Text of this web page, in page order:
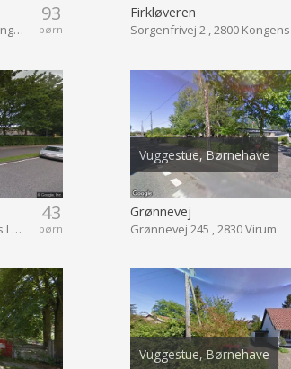
93
børn
Eremitageparken 331 , 2800 Kongens Lyngby
Firkløveren
43
børn
Lundtoftevej 89 , 2800 Kongens Lyngby
Vuggestue, Børnehave
Grønnevej
Grønnevej 245 , 2830 Virum
Vuggestue, Børnehave